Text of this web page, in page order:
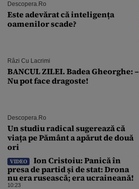
Descopera.ro
Este adevărat că inteligența
oamenilor scade?
Râzi Cu Lacrimi
BANCUL ZILEI. Badea Gheorghe: –
Nu pot face dragoste!
Descopera.ro
Un studiu radical sugerează că
viața pe Pământ a apărut de două
ori
VIDEO
Ion Cristoiu: Panică în
presa de partid și de stat: Drona
nu era rusească; era ucraineană!
10:23